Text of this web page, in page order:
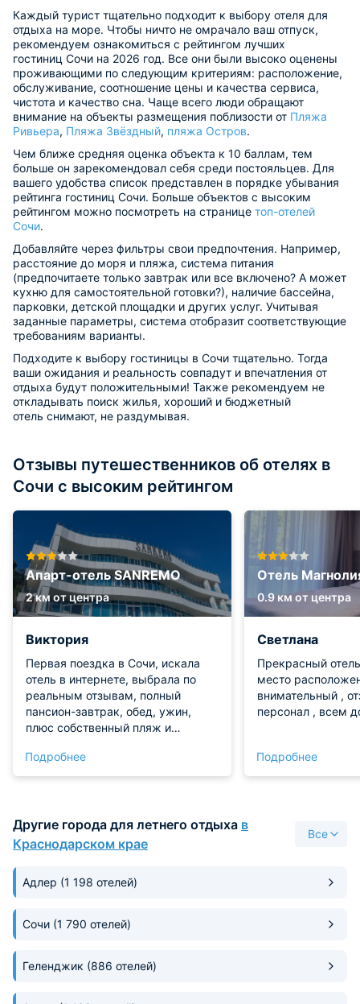
Каждый турист тщательно подходит к выбору отеля для
отдыха на море. Чтобы ничто не омрачало ваш отпуск,
рекомендуем ознакомиться с рейтингом лучших
гостиниц Сочи на 2026 год. Все они были высоко оценены
проживающими по следующим критериям: расположение,
обслуживание, соотношение цены и качества сервиса,
чистота и качество сна. Чаще всего люди обращают
внимание на объекты размещения поблизости от Пляжа
Ривьера, Пляжа Звёздный, пляжа Остров.
Чем ближе средняя оценка объекта к 10 баллам, тем
больше он зарекомендовал себя среди постояльцев. Для
вашего удобства список представлен в порядке убывания
рейтинга гостиниц Сочи. Больше объектов с высоким
рейтингом можно посмотреть на странице топ-отелей
Сочи.
Добавляйте через фильтры свои предпочтения. Например,
расстояние до моря и пляжа, система питания
(предпочитаете только завтрак или все включено? А может
кухню для самостоятельной готовки?), наличие бассейна,
парковки, детской площадки и других услуг. Учитывая
заданные параметры, система отобразит соответствующие
требованиям варианты.
Подходите к выбору гостиницы в Сочи тщательно. Тогда
ваши ожидания и реальность совпадут и впечатления от
отдыха будут положительными! Также рекомендуем не
откладывать поиск жилья, хороший и бюджетный
отель снимают, не раздумывая.
Отзывы путешественников об отелях в
Сочи с высоким рейтингом
Апарт-отель SANREMO
2 км от центра
Виктория
Первая поездка в Сочи, искала
отель в интернете, выбрала по
реальным отзывам, полный
пансион-завтрак, обед, ужин,
плюс собственный пляж и
стоимость. Меню прекрасное, все
блюда очень вкусные, были с
все блюда отеля, поварам
респект, все сделано с любовью
по домашнему ))) нам очень
отдельный восторг-все шикарно!!
шумоизоляция 10 из 10, на
наблюдая за волнами на терассе.
входила в стоимость нашего
Подробнее
Отель
0.9 км от центра
Светлана
Прекрасный
место
внимательный ,
персонал ,
Подробнее
Другие города для летнего отдыха в
Краснодарском крае
Все
Адлер (1 198 отелей)
Сочи (1 790 отелей)
Геленджик (886 отелей)